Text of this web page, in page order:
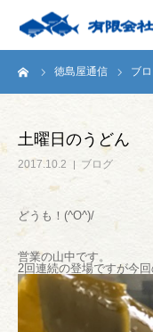
徳島屋通信 ブ
土曜日のうどん
2017.10.2 ブログ
どうも！(^O^)/
営業の山中です。
2回連続の登場ですが今
HOME
商品案内